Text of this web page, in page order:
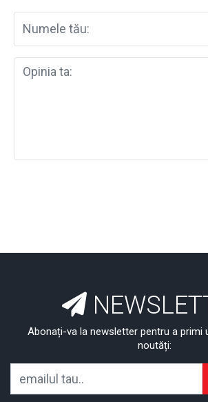
Abonați-va la newsletter pentru a primi
noutăți: